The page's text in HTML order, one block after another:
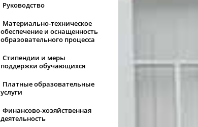
Руководство
Материально-техническое
обеспечение и оснащенность
образовательного процесса
Стипендии и меры
поддержки обучающихся
Платные образовательные
услуги
Финансово-хозяйственная
деятельность